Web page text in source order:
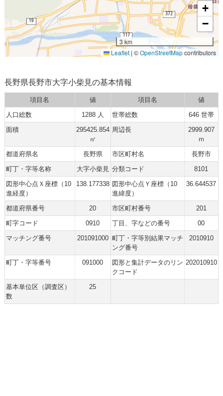
+
−
3 km
Leaflet | ©OpenStreetMapcontributors
長野県長野市大字小柴見の基本情報
項目名 値 項目名
値
人口総数
1288 人 世帯総数
646 世帯
面積
295425.854
㎡
周辺長
2999.907
ｍ
都道府県名
長野県 市区町村名
長野市
町丁・字等名称
大字小柴見 分類コード
8101
図形中心点Ｘ座標（10
進経度）
138.177338 図形中心点Ｙ座標（10
進緯度）
36.644537
都道府県番号 20 市区町村番号
201
町字コード
0910 丁目、字などの番号
00
マッチング番号
201091000 町丁・字等別結果マッチ
ング番号
2010910
町丁・字等番号 091000
図形と集計データのリン
クコード
202010910
基本単位区（調査区）
数
25